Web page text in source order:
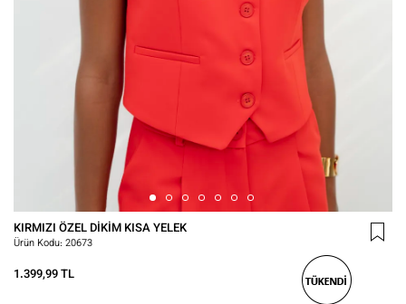
KIRMIZI ÖZEL DIKIM KISA YELEK
Ürün Kodu: 20673
1.399,99 TL